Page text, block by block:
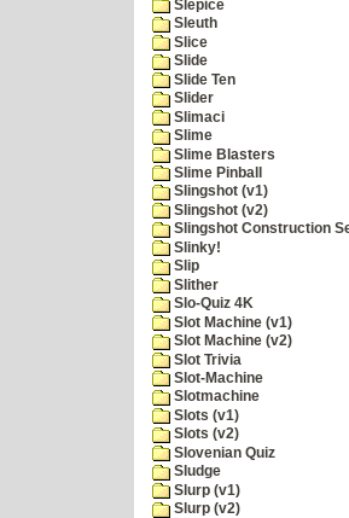
Slepice
Sleuth
Slice
Slide
Slide Ten
Slider
Slimaci
Slime
Slime Blasters
Slime Pinball
Slingshot (v1)
Slingshot (v2)
Slingshot Construction
Slinky!
Slip
Slither
Slo-Quiz 4K
Slot Machine (v1)
Slot Machine (v2)
Slot Trivia
Slot-Machine
Slotmachine
Slots (v1)
Slots (v2)
Slovenian Quiz
Sludge
Slurp (v1)
Slurp (v2)